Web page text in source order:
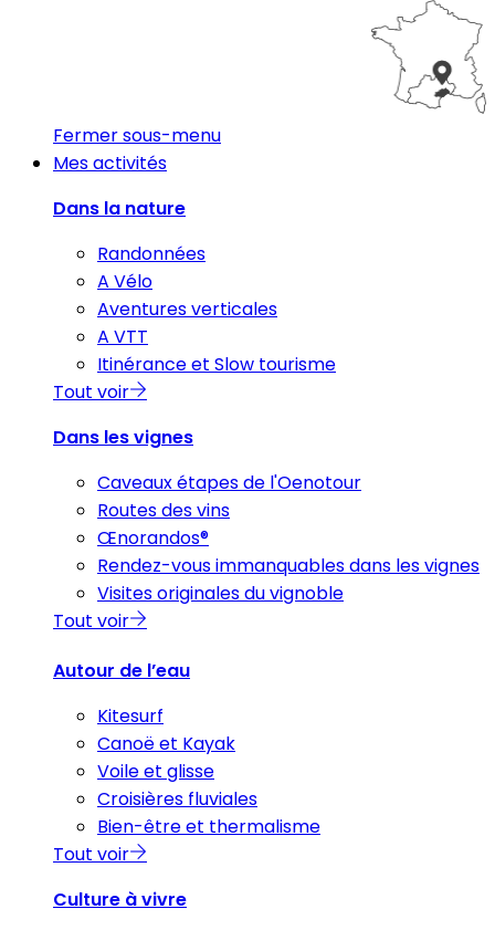
Fermer sous-menu
Mes activités
Dans la nature
Randonnées
A Vélo
Aventures verticales
A VTT
Itinérance et Slow tourisme
Tout voir
Dans les vignes
Caveaux étapes de l'Oenotour
Routes des vins
Œnorandos®
Rendez-vous immanquables dans les vignes
Visites originales du vignoble
Tout voir
Autour de l’eau
Kitesurf
Canoë et Kayak
Voile et glisse
Croisières fluviales
Bien-être et thermalisme
Tout voir
Culture à vivre